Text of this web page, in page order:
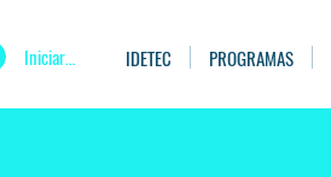
Iniciar sesión IDETEC PROGRAMAS